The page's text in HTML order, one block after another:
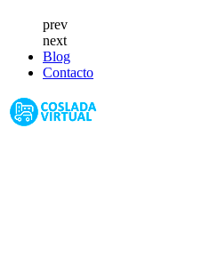
prev
next
Blog
Contacto